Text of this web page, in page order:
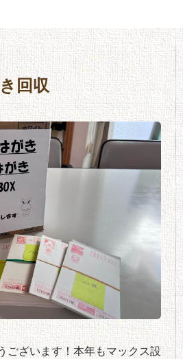
回収
ございます！本年もマックス設